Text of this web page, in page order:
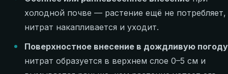
холодной почве — растение ещё не потребляет,
нитрат накапливается и уходит.
Поверхностное внесение в дождливую погоду
нитрат образуется в верхнем слое 0–5 см и